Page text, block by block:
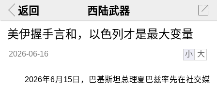
返回 西陆武器
美伊握手言和，以色列才是最大变量
2026-06-16 小 大
2026年6月15日，巴基斯坦总理夏巴兹率先在社交媒